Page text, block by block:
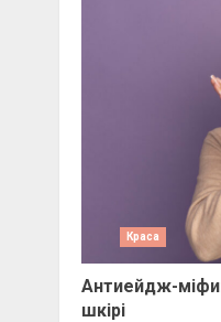
Краса
Антиейдж-
шкірі